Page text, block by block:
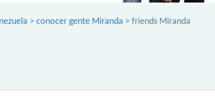
> conocer gente Miranda > friends Miranda